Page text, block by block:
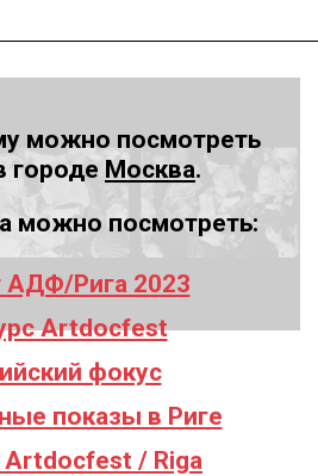
можно посмотреть
городе Москва.
можно посмотреть:
АДФ/Рига 2023
Artdocfest
фокус
показы в Риге
Artdocfest / Riga